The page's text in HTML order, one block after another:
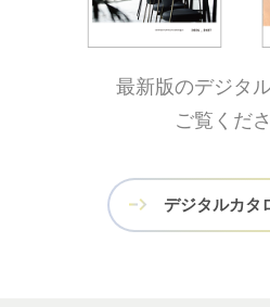
最新版のデジタ
ご覧くださ
デジタルカタ